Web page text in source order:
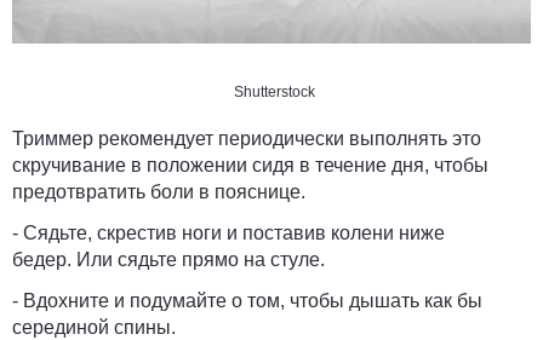
Shutterstock
Триммер рекомендует периодически выполнять это
скручивание в положении сидя в течение дня, чтобы
предотвратить боли в пояснице.
- Сядьте, скрестив ноги и поставив колени ниже
бедер. Или сядьте прямо на стуле.
- Вдохните и подумайте о том, чтобы дышать как бы
серединой спины.